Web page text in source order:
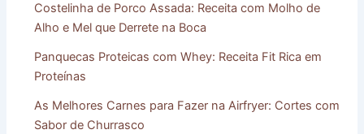
Costelinha de Porco Assada: Receita com Molho de
Alho e Mel que Derrete na Boca
Panquecas Proteicas com Whey: Receita Fit Rica em
Proteínas
As Melhores Carnes para Fazer na Airfryer: Cortes com
Sabor de Churrasco